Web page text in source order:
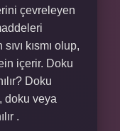
çevreleyen
kısmı olup,
içerir. Doku
Doku
doku veya
.